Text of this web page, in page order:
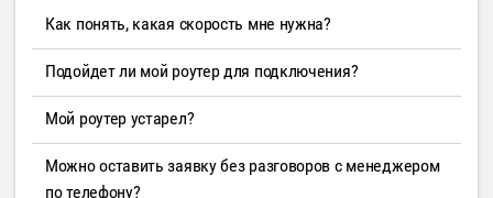
Как понять, какая скорость мне нужна?
Подойдет ли мой роутер для подключения?
Мой роутер устарел?
Можно оставить заявку без разговоров с менеджером
по телефону?